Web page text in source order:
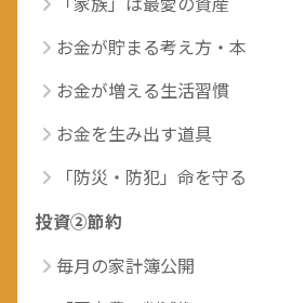
お金が貯まる考え方・本
お金が増える生活習慣
お金を生み出す道具
「防災・防犯」命を守る
投資②節約
毎月の家計簿公開